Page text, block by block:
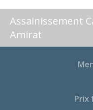
Assainissement
Amirat
Prix